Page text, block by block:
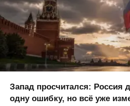
Запад просчитался: Россия
одну ошибку, но всё уже